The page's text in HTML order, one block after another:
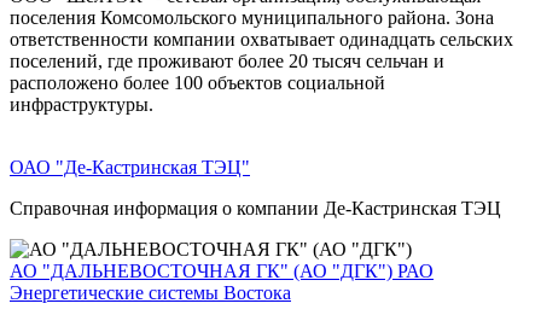
поселения Комсомольского муниципального района. Зона
ответственности компании охватывает одинадцать сельских
поселений, где проживают более 20 тысяч сельчан и
расположено более 100 объектов социальной
инфраструктуры.
ОАО "Де-Кастринская ТЭЦ"
Справочная информация о компании Де-Кастринская ТЭЦ
АО "ДАЛЬНЕВОСТОЧНАЯ ГК" (АО "ДГК") РАО
Энергетические системы Востока